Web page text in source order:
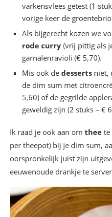
varkensvlees getest (1
vorige keer de
Als bijgerecht kozen we
rode curry (vrij pittig als
garnalenravioli (€ 5,70).
Mis ook de desserts niet,
de dim sum met
5,60) of de gegrilde
geweldig zijn (2 stuks – €
Ik raad je ook aan om thee te
per theepot) bij je dim sum,
oorspronkelijk juist zijn
eeuwenoude drankje te